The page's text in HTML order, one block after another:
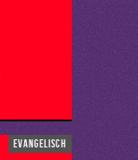
evangelisch